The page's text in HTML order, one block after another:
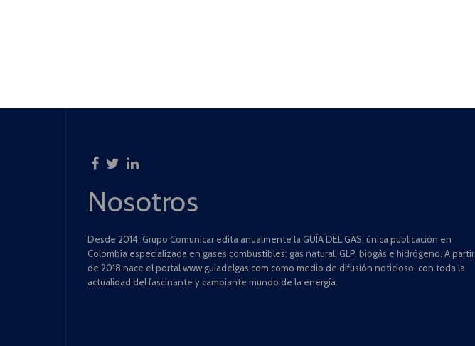
Nosotros
Desde 2014, Grupo Comunicar edita anualmente la GUÍA DEL GAS, única publicación en
Colombia especializada en gases combustibles: gas natural, GLP, biogás e hidrógeno. A partir
de 2018 nace el portal www.guiadelgas.com como medio de difusión noticioso, con toda la
actualidad del fascinante y cambiante mundo de la energía.